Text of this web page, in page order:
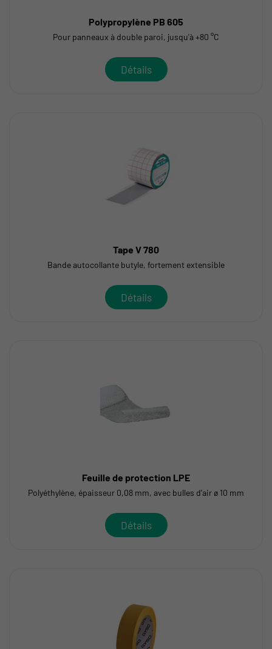
Polypropylène PB 605
Pour panneaux à double paroi, jusqu'à +80 °C
Détails
Tape V 780
Bande autocollante butyle, fortement extensible
Détails
Feuille de protection LPE
Polyéthylène, épaisseur 0,08 mm, avec bulles d'air ø 10 mm
Détails